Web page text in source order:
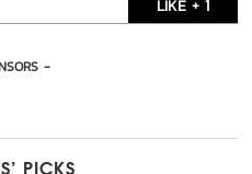
LIKE + 1
-